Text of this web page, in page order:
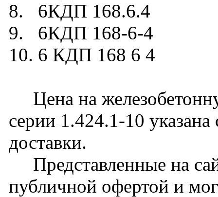
8. 6КДП 168.6.4
9. 6КДП 168-6-4
10. 6 КДП 168 6 4
Цена на
серии 1.424.1-10
доставки.
Представленные на
публичной офертой и